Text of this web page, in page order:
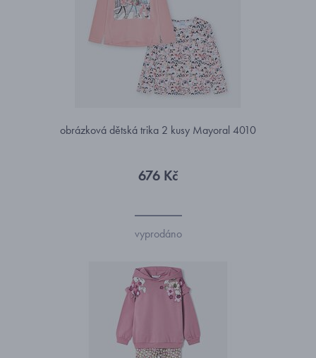
obrázková dětská trika 2 kusy Mayoral 4010
676 Kč
vyprodáno